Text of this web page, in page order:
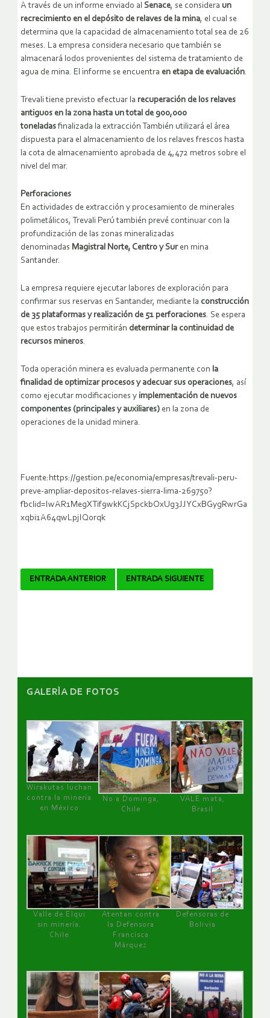
A través de un informe enviado al Senace, se considera un
recrecimiento en el depósito de relaves de la mina, el cual se
determina que la capacidad de almacenamiento total sea de 26
meses. La empresa considera necesario que también se
almacenará lodos provenientes del sistema de tratamiento de
agua de mina. El informe se encuentra en etapa de evaluación.
Trevali tiene previsto efectuar la recuperación de los relaves
antiguos en la zona hasta un total de 900,000
toneladasfinalizada la extracción También utilizará el área
dispuesta para el almacenamiento de los relaves frescos hasta
la cota de almacenamiento aprobada de 4,472 metros sobre el
nivel del mar.
Perforaciones
En actividades de extracción y procesamiento de minerales
polimetálicos, Trevali Perú también prevé continuar con la
profundización de las zonas mineralizadas
denominadas Magistral Norte, Centro y Suren mina
Santander.
La empresa requiere ejecutar labores de exploración para
confirmar sus reservas en Santander, mediante la construcción
de 35 plataformas y realización de 51 perforaciones. Se espera
que estos trabajos permitirán determinar la continuidad de
recursos mineros.
Toda operación minera es evaluada permanente con la
finalidad de optimizar procesos y adecuar sus operaciones, así
como ejecutar modificaciones y implementación de nuevos
componentes (principales y auxiliares) en la zona de
operaciones de la unidad minera.
Fuente:https://gestion.pe/economia/empresas/trevali-peru-
preve-ampliar-depositos-relaves-sierra-lima-269750?
fbclid=IwAR1MegXTif9wkKCjSpckbOxUg3JJYCxBGygRwrGa
xqbi1A64qwLpjIQ0rqk
Navegador
ENTRADA ANTERIOR ENTRADA SIGUIENTE
GALERÌA DE FOTOS
Wirakutas luchan
contra la minería
en México
No a Dominga,
Chile
VALE mata,
Brasil
Valle de Elqui
sin minería.
Chile
Atentan contra
la Defensora
Francisca
Márquez
Defensoras de
Bolivia